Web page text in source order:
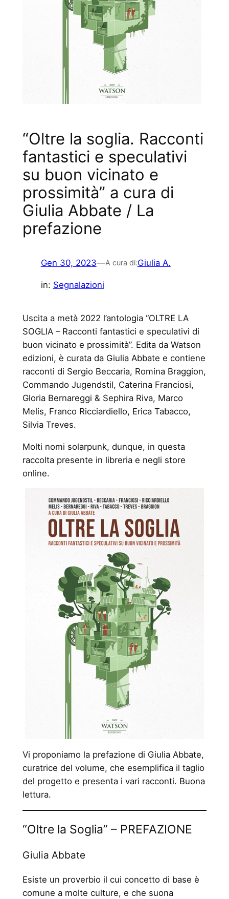
“Oltre la soglia. Racconti
fantastici e speculativi
su buon vicinato e
prossimità” a cura di
Giulia Abbate / La
prefazione
Gen 30, 2023—A cura di:Giulia A.
in: Segnalazioni
Uscita a metà 2022 l’antologia “OLTRE LA
SOGLIA – Racconti fantastici e speculativi di
buon vicinato e prossimità”. Edita da Watson
edizioni, è curata da Giulia Abbate e contiene
racconti di Sergio Beccaria, Romina Braggion,
Commando Jugendstil, Caterina Franciosi,
Gloria Bernareggi & Sephira Riva, Marco
Melis, Franco Ricciardiello, Erica Tabacco,
Silvia Treves.
Molti nomi solarpunk, dunque, in questa
raccolta presente in libreria e negli store
online.
Vi proponiamo la prefazione di Giulia Abbate,
curatrice del volume, che esemplifica il taglio
del progetto e presenta i vari racconti. Buona
lettura.
“Oltre la Soglia” – PREFAZIONE
Giulia Abbate
Esiste un proverbio il cui concetto di base è
comune a molte culture, e che suona